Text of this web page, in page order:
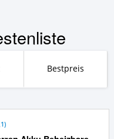
Bestpreis
)